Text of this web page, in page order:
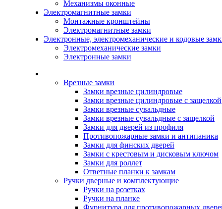
Механизмы оконные
Электромагнитные замки
Монтажные кронштейны
Электромагнитные замки
Электронные, электромеханические и кодовые
Электромеханические замки
Электронные замки
Врезные замки
Замки врезные цилиндровые
Замки врезные цилиндровые с защелкой
Замки врезные сувальдные
Замки врезные сувальдные с защелкой
Замки для дверей из профиля
Противопожарные замки и антипаника
Замки для финских дверей
Замки с крестовым и дисковым ключом
Замки для роллет
Ответные планки к замкам
Ручки дверные и комплектующие
Ручки на розетках
Ручки на планке
Фурнитура для противопожарных